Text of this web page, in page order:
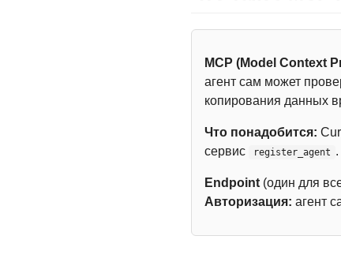
MCP (Model Context
агент сам может
копирования данных
Что понадобится:
сервис
register_agent .
Endpoint (один для
Авторизация: агент